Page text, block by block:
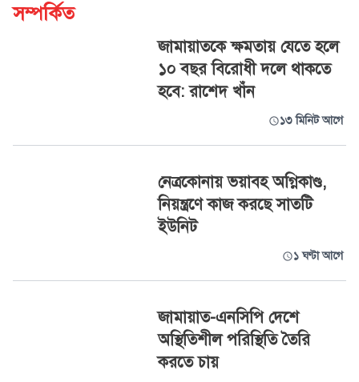
সম্পর্কিত
জামায়াতকে ক্ষমতায় যেতে হলে
১০ বছর বিরোধী দলে থাকতে
হবে: রাশেদ খাঁন
১৩ মিনিট আগে
নেত্রকোনায় ভয়াবহ অগ্নিকাণ্ড,
নিয়ন্ত্রণে কাজ করছে সাতটি
ইউনিট
১ ঘণ্টা আগে
জামায়াত-এনসিপি দেশে
অস্থিতিশীল পরিস্থিতি তৈরি
করতে চায়